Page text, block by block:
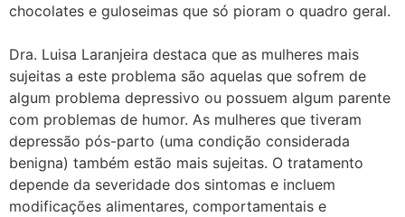
chocolates e guloseimas que só pioram o quadro geral.
Dra. Luisa Laranjeira destaca que as mulheres mais
sujeitas a este problema são aquelas que sofrem de
algum problema depressivo ou possuem algum parente
com problemas de humor. As mulheres que tiveram
depressão pós-parto (uma condição considerada
benigna) também estão mais sujeitas. O tratamento
depende da severidade dos sintomas e incluem
modificações alimentares, comportamentais e